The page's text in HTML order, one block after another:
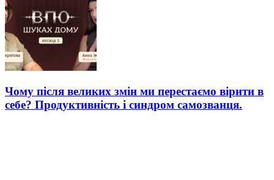
Чому після великих змін ми перестаємо вірити в
себе? Продуктивність і синдром самозванця.